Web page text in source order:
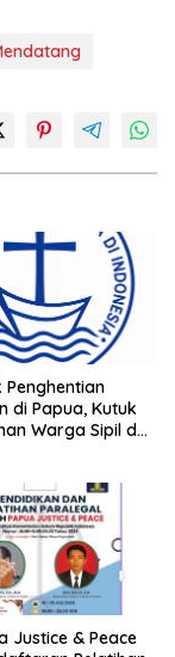
Penghentian
di Papua, Kutuk
Warga Sipil dan
Justice & Peace